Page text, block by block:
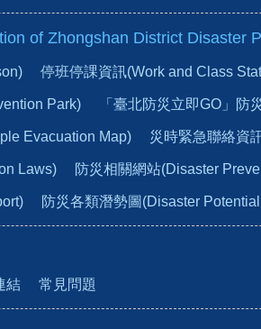
of Zhongshan District Disaster
停班停課資訊(Work and Class
Park) 「臺北防災立即GO」防
Evacuation Map) 災時緊急聯絡資
Laws) 防災相關網站(Disaster
防災各類潛勢圖(Disaster
結 常見問題